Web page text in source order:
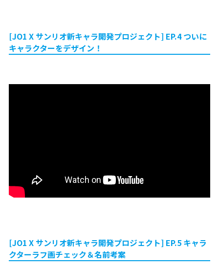
[JO1 X サンリオ新キャラ開発プロジェクト] EP.4 ついに
キャラクターをデザイン！
[JO1 X サンリオ新キャラ開発プロジェクト] EP.5 キャラ
クターラフ画チェック＆名前考案